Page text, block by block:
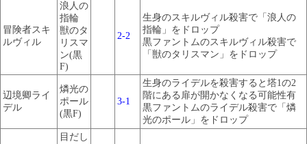
冒険者スキ
ルヴィル
浪人の
指輪
獣のタ
リスマ
ン(黒
F)
2-2
生身のスキルヴィル殺害で「浪人の
指輪」をドロップ
黒ファントムのスキルヴィル殺害で
「獣のタリスマン」をドロップ
辺境卿ライ
デル
燐光の
ポール
(黒F)
3-1
生身のライデルを殺害すると塔1の2
階にある扉が開かなくなる可能性有
黒ファントムのライデル殺害で「燐
光のポール」をドロップ
目だし